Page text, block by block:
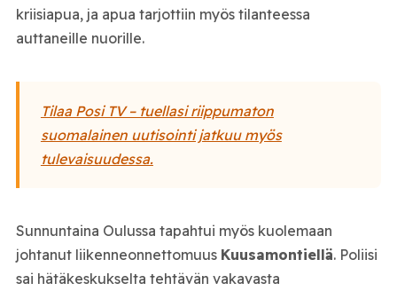
kriisiapua, ja apua tarjottiin myös tilanteessa
auttaneille nuorille.
Tilaa Posi TV – tuellasi riippumaton
suomalainen uutisointi jatkuu myös
tulevaisuudessa.
Sunnuntaina Oulussa tapahtui myös kuolemaan
johtanut liikenneonnettomuus Kuusamontiellä. Poliisi
sai hätäkeskukselta tehtävän vakavasta